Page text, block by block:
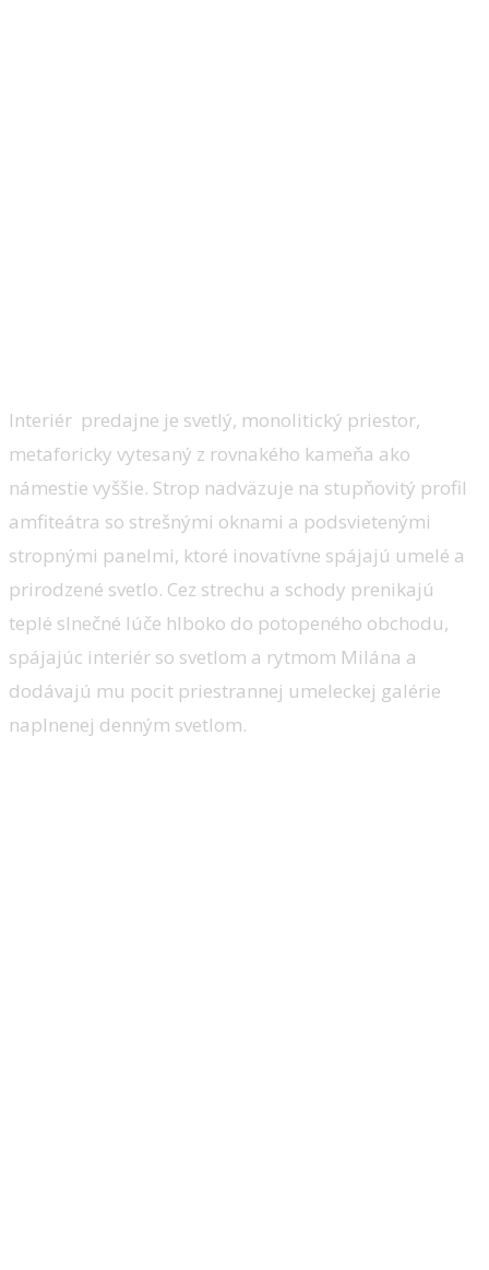
Interiér predajne je svetlý, monolitický priestor,
metaforicky vytesaný z rovnakého kameňa ako
námestie vyššie. Strop nadväzuje na stupňovitý profil
amfiteátra so strešnými oknami a podsvietenými
stropnými panelmi, ktoré inovatívne spájajú umelé a
prirodzené svetlo. Cez strechu a schody prenikajú
teplé slnečné lúče hlboko do potopeného obchodu,
spájajúc interiér so svetlom a rytmom Milána a
dodávajú mu pocit priestrannej umeleckej galérie
naplnenej denným svetlom.